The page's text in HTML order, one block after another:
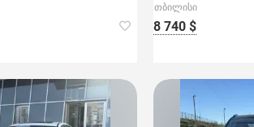
თბილისი
8 740 $